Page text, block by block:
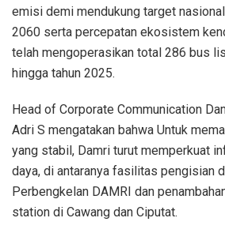
emisi demi mendukung target
2060 serta percepatan ekosistem
telah mengoperasikan total 286 bus
hingga tahun 2025.
Head of Corporate Communication
Adri S mengatakan bahwa Untuk
yang stabil, Damri turut memperkuat
daya, di antaranya fasilitas pengisian
Perbengkelan DAMRI dan
station di Cawang dan Ciputat.